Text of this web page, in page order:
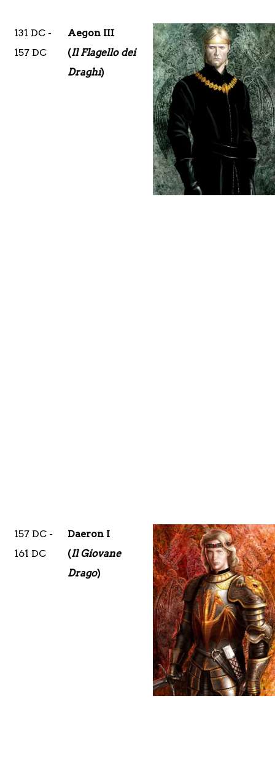
131 DC -
157 DC
Aegon III
(Il Flagello dei
Draghi)
157 DC -
161 DC
Daeron I
(Il Giovane
Drago)